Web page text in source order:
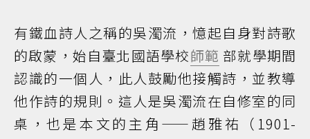
有鐵血詩人之稱的吳濁流，憶起自身對詩歌
的啟蒙，始自臺北國語學校師範 部就學期間
認識的一個人，此人鼓勵他接觸詩，並教導
他作詩的規則。這人是吳濁流在自修室的同
桌，也是本文的主角——趙雅祐（1901-